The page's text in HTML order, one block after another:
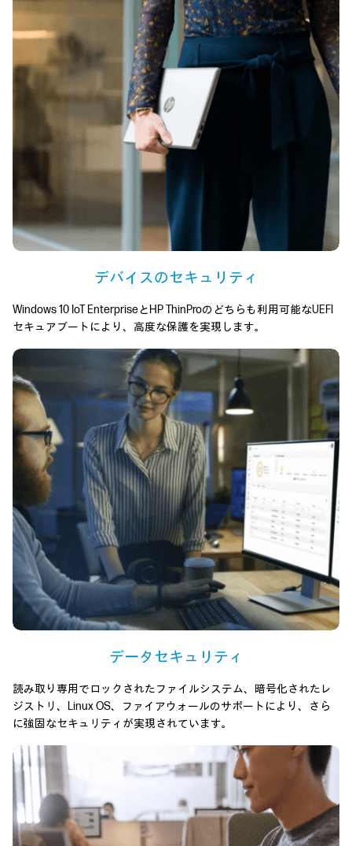
デバイスのセキュリティ
Windows 10 IoT EnterpriseとHP ThinProのどちらも利用可能なUEFI
セキュアブートにより、高度な保護を実現します。
データセキュリティ
読み取り専用でロックされたファイルシステム、暗号化されたレ
ジストリ、Linux OS、ファイアウォールのサポートにより、さら
に強固なセキュリティが実現されています。